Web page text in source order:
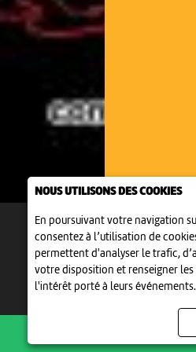
NOUS UTILISONS DES COOKIES
En poursuivant votre navigation
consentez à l’utilisation de
permettent d'analyser le trafic,
votre disposition et renseigner les
l'intérêt porté à leurs événements.